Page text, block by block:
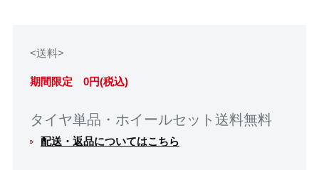
<送料>
期間限定 0円(税込)
タイヤ単品・ホイールセット送料無料
配送・返品についてはこちら